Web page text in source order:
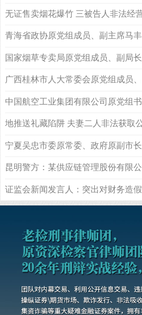
无证售卖烟花爆竹 三被告人非法经
青海省政协原党组成员、副主席马
判
国家烟草专卖局原党组成员、副局
审宣判
广西桂林市人大常委会原党组成员
审被判十一年
中国航空工业集团有限公司原党组
松贪污、受贿、内幕交易、泄露内
地推送礼藏陷阱 夫妻二人非法获取
宁夏吴忠市委原常委、政府原副市
被判十年三个月
昆明警方：某供应链管理股份有限
露、不披露重要信息案
证监会新闻发言人：突出对财务造